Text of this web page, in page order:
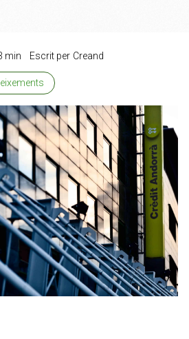
min Escrit per Creand